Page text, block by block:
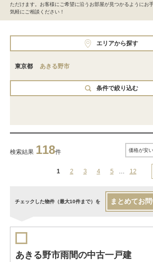
ただけます。お客様にご希望に沿うお部屋が見つかるようにお
気軽にご相談ください！
エリアから探す
東京都 あきる野市
条件で絞り込む
検索結果 118件
1 2 3 4 5 … 12
チェックした物件（最大10件まで）を まとめてお
あきる野市雨間の中古一戸建